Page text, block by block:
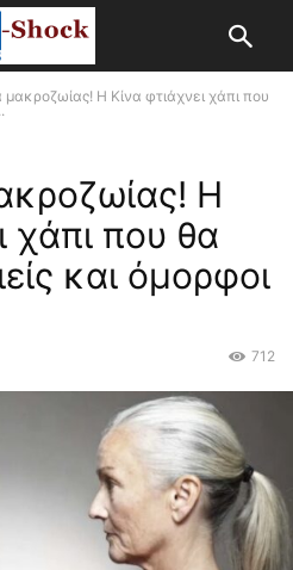
μακροζωίας! Η Κίνα φτιάχνει χάπι που
Η
χάπι που θα
και όμορφοι
712